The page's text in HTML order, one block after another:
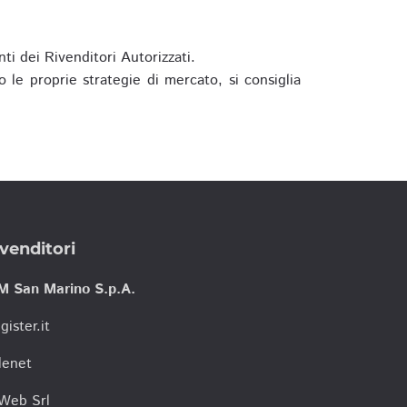
dei Rivenditori Autorizzati.
le proprie strategie di mercato, si consiglia
San Marino S.p.A.
Srl